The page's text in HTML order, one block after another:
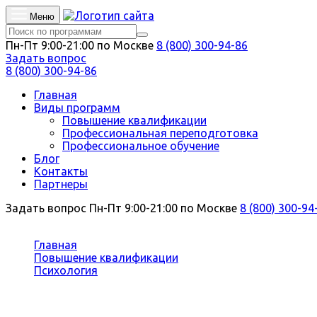
Меню
Пн-Пт 9:00-21:00 по Москве 8 (800) 300-94-86
Задать вопрос
8 (800) 300-94-86
Главная
Виды программ
Повышение квалификации
Профессиональная переподготовка
Профессиональное обучение
Блог
Контакты
Партнеры
Задать вопрос Пн-Пт 9:00-21:00 по Москве 8 (800) 300-
Главная
Повышение квалификации
Психология